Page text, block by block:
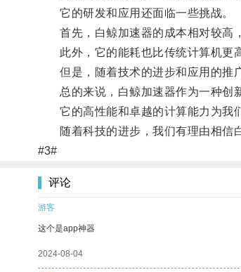
它的研发和应用还面临一些挑战。
首先，白鲸加速器的成本相对较高，
此外，它的能耗也比传统计算机更高
但是，随着技术的进步和应用的推广
总的来说，白鲸加速器作为一种创新
它的高性能和卓越的计算能力为我们
随着科技的进步，我们有理由相信白
#3#
评论
游客
这个是app神器
2024-08-04